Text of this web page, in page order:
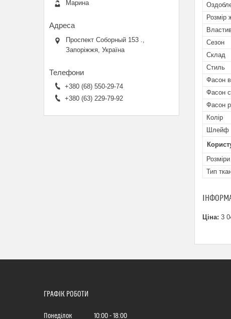
Розмір
Сезон
Склад
Стиль
Фасон
Фасон
Фасон
Колір
Шлейф
Розміри
Тип
Ціна: 3
Марина
Проспект Соборный 153 .,
Запоріжжя, Україна
+380 (68) 550-29-74
+380 (63) 229-79-92
ГРАФІК РОБОТИ
Понеділок 10:00 18:00